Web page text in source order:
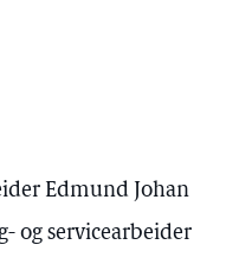
Edmund Johan
og servicearbeider